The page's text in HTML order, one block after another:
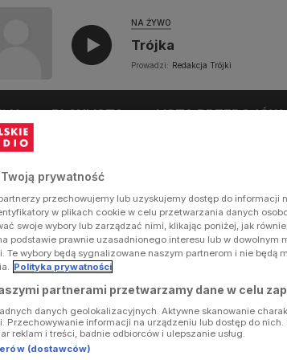
NA ŻYWO
Trójka
Prowadzi: Redakcja Trójki
PLAYLISTA LISTA PRZEBOJÓW
Twoją prywatność
przechowujemy lub uzyskujemy dostęp do informacji
w plikach cookie w celu przetwarzania danych
swoje wybory lub zarządzać nimi, klikając poniżej, jak
podstawie prawnie uzasadnionego interesu lub w dowolnym
Te wybory będą sygnalizowane naszym partnerom i nie będą
Polityka prywatności
partnerami przetwarzamy dane w celu
danych geolokalizacyjnych. Aktywne skanowanie
Przechowywanie informacji na urządzeniu lub dostęp do
reklam i treści, badnie odbiorców i ulepszanie usług.
(dostawców)